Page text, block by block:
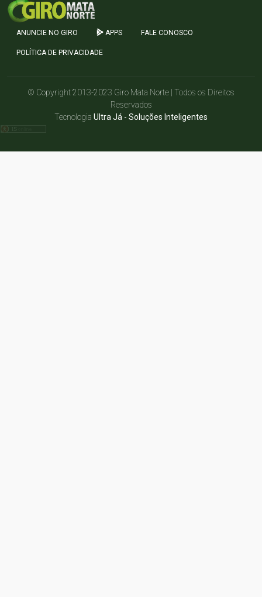
ANUNCIE NO GIRO APPS FALE CONOSCO
POLÍTICA DE PRIVACIDADE
© Copyright 2013-2023 Giro Mata Norte | Todos os Direitos
Reservados
Tecnologia Ultra Já - Soluções Inteligentes